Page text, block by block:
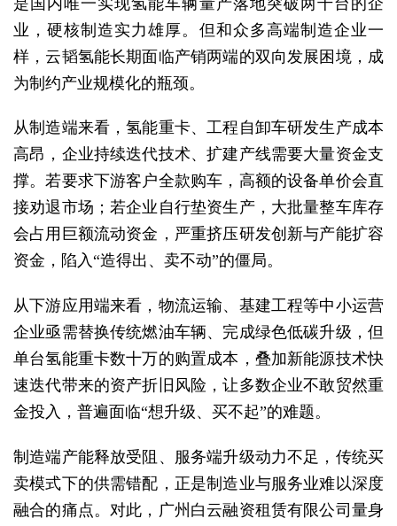
业，硬核制造实力雄厚。但和众多高端制造企业一
样，云韬氢能长期面临产销两端的双向发展困境，成
为制约产业规模化的瓶颈。
从制造端来看，氢能重卡、工程自卸车研发生产成本
高昂，企业持续迭代技术、扩建产线需要大量资金支
撑。若要求下游客户全款购车，高额的设备单价会直
接劝退市场；若企业自行垫资生产，大批量整车库存
会占用巨额流动资金，严重挤压研发创新与产能扩容
资金，陷入“造得出、卖不动”的僵局。
从下游应用端来看，物流运输、基建工程等中小运营
企业亟需替换传统燃油车辆、完成绿色低碳升级，但
单台氢能重卡数十万的购置成本，叠加新能源技术快
速迭代带来的资产折旧风险，让多数企业不敢贸然重
金投入，普遍面临“想升级、买不起”的难题。
制造端产能释放受阻、服务端升级动力不足，传统买
卖模式下的供需错配，正是制造业与服务业难以深度
融合的痛点。对此，广州白云融资租赁有限公司量身